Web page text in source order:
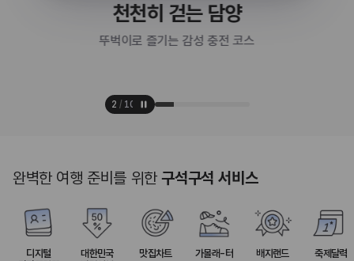
천천히 걷는 담양
뚜벅이로 즐기는 감성 충전 코스
2 / 10
완벽한 여행 준비를 위한구석구석 서비스
디지털
대한민국
맛집차트 가볼래-터 배지랜드 축제달력